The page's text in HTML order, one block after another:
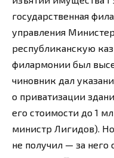
государственная
управления
республиканскую
филармонии был
чиновник дал
о приватизации
его стоимости до 1
министр Лигидов).
не получил — за него